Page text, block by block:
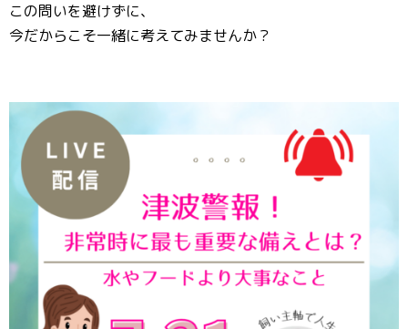
この問いを避けずに、
今だからこそ一緒に考えてみませんか？